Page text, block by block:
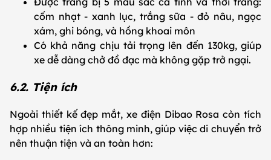
cốm nhạt - xanh lục, trắng sữa - đỏ nâu, ngọc
xám, ghi bóng, và hồng khoai môn
Có khả năng chịu tải trọng lên đến 130kg, giúp
xe dễ dàng chở đồ đạc mà không gặp trở ngại.
6.2. Tiện ích
Ngoài thiết kế đẹp mắt, xe điện Dibao Rosa còn tích
hợp nhiều tiện ích thông minh, giúp việc di chuyển trở
nên thuận tiện và an toàn hơn: